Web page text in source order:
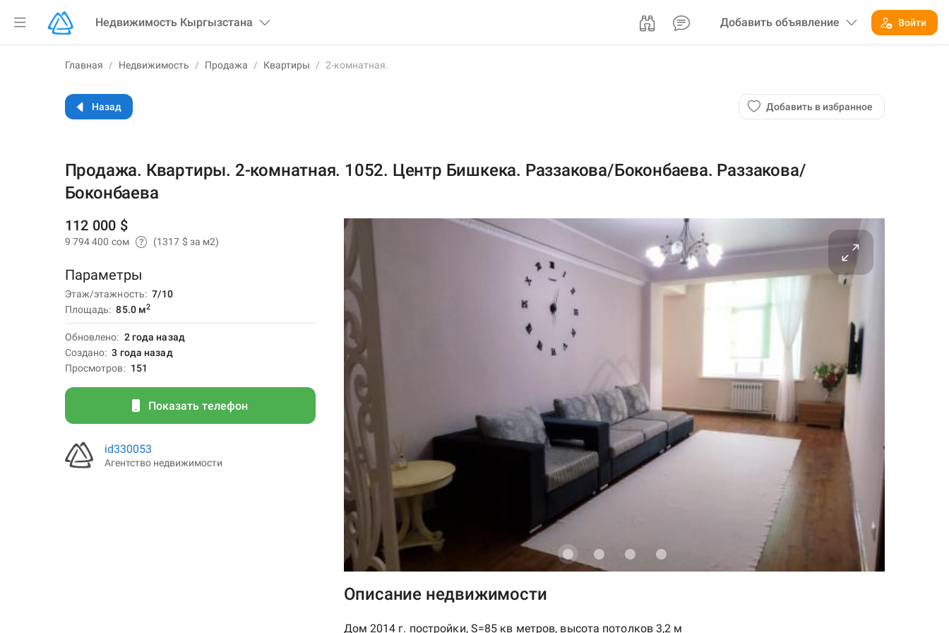
Недвижимость Кыргызстана Добавить объявление Войти
Главная / Недвижимость / Продажа / Квартиры / 2-комнатная.
Назад Добавить в избранное
Продажа. Квартиры. 2-комнатная. 1052. Центр Бишкека. Раззакова/Боконбаева. Раззакова/
Боконбаева
112 000 $
9 794 400 сом (1317 $ за м2)
Параметры
Этаж/этажность
7/10
Площадь
85.0 м2
Обновлено
2 года назад
Создано
3 года назад
Просмотров
151
Показать телефон
id330053
Агентство недвижимости
Описание недвижимости
Дом 2014 г. постройки, S=85 кв метров, высота потолков 3,2 м